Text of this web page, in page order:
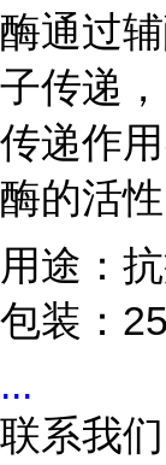
酶通过
子传递
传递作
酶的活性
用途：
包装：
...
联系我们